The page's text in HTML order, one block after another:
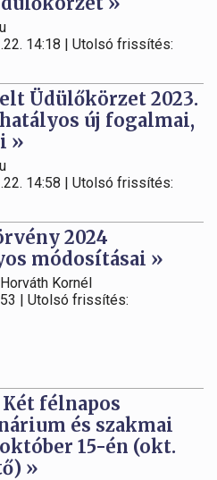
14:18 | Utolsó frissítés:
Üdülőkörzet 2023.
új fogalmai,
»
14:58 | Utolsó frissítés:
2024
módosításai »
Kornél
| Utolsó frissítés:
félnapos
és szakmai
15-én (okt.
»